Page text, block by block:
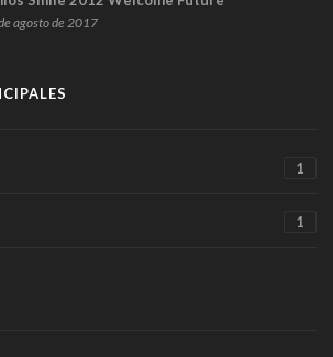
agosto de 2017
1
1